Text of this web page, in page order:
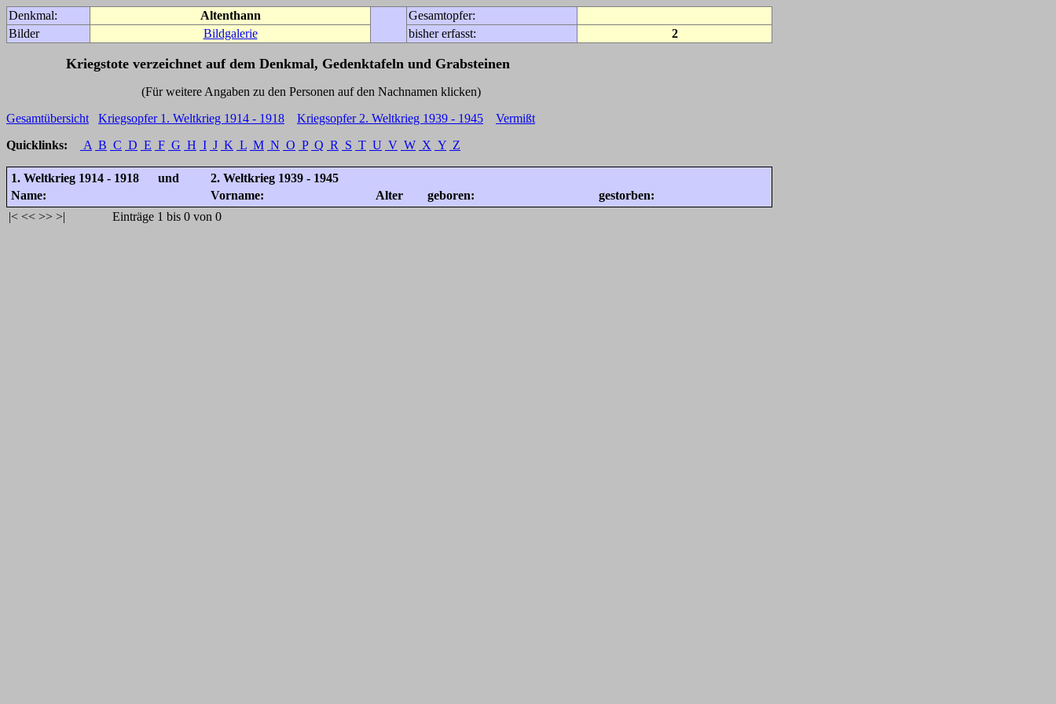
Denkmal: Altenthann
Gesamtopfer:
Bilder
Bildgalerie bisher erfasst: 2
Kriegstote verzeichnet auf dem Denkmal, Gedenktafeln und Grabsteinen
(Für weitere Angaben zu den Personen auf den Nachnamen klicken)
Gesamtübersicht
Kriegsopfer 1. Weltkrieg 1914 - 1918 Kriegsopfer 2. Weltkrieg 1939 - 1945
Vermißt
Quicklinks:
A B C D E F G H I J K L M N O P Q R S T U V W X Y Z
1. Weltkrieg 1914 - 1918 und
2. Weltkrieg 1939 - 1945
Name:
Vorname: Alter geboren:
gestorben:
|< << >> >| Einträge 1 bis 0 von 0